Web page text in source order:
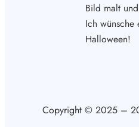
Bild malt
Ich wünsche
Halloween!
Copyright © 2025 –